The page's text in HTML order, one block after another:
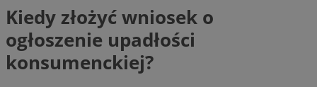
Kiedy złożyć wniosek o
ogłoszenie upadłości
konsumenckiej?